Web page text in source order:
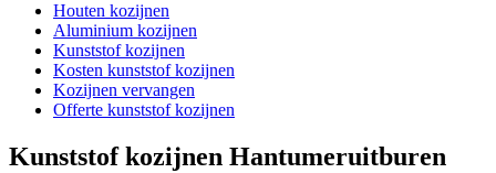
Houten kozijnen
Aluminium kozijnen
Kunststof kozijnen
Kosten kunststof kozijnen
Kozijnen vervangen
Offerte kunststof kozijnen
Kunststof kozijnen Hantumeruitburen